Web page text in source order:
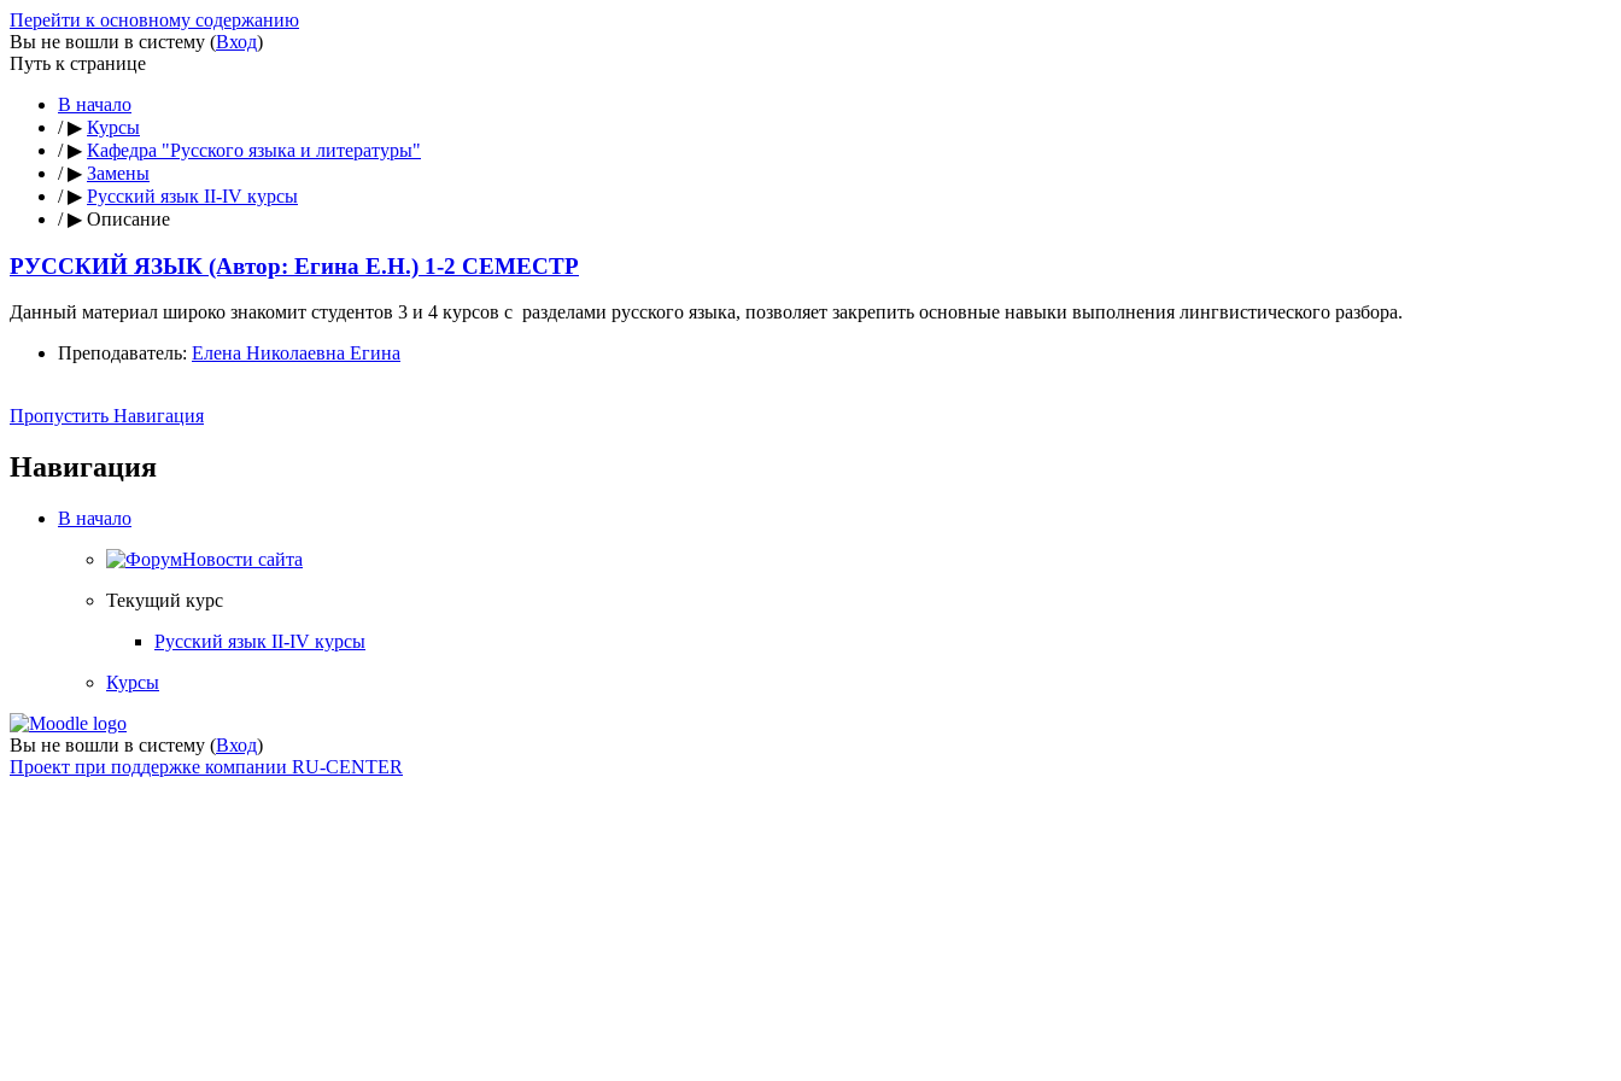
Перейти к основному содержанию
Вы не вошли в систему (Вход)
Путь к странице
В начало
/ ▶ Курсы
/ ▶ Кафедра "Русского языка и литературы"
/ ▶ Замены
/ ▶ Русский язык II-IV курсы
/ ▶ Описание
РУССКИЙ ЯЗЫК (Автор: Егина Е.Н.) 1-2 СЕМЕСТР
Данный материал широко знакомит студентов 3 и 4 курсов с разделами русского языка, позволяет закрепить основные навыки выполнения лингвистического разбора.
Преподаватель: Елена Николаевна Егина
Пропустить Навигация
Навигация
В начало
Новости сайта
Текущий курс
Русский язык II-IV курсы
Курсы
Вы не вошли в систему (Вход)
Проект при поддержке компании RU-CENTER